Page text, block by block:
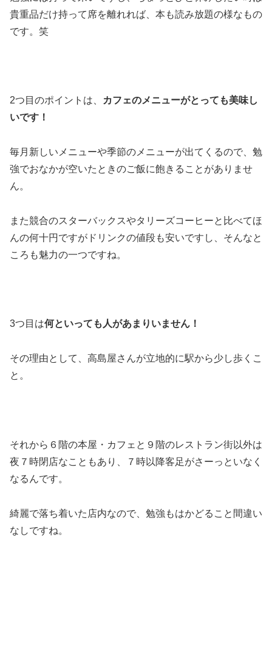
貴重品だけ持って席を離れれば、本も読み放題の様なもの
です。笑
2つ目のポイントは、
カフェのメニューがとっても美味し
いです！
毎月新しいメニューや季節のメニューが出てくるので、勉
強でおなかが空いたときのご飯に飽きることがありませ
ん。
また競合のスターバックスやタリーズコーヒーと比べてほ
んの何十円ですがドリンクの値段も安いですし、そんなと
ころも魅力の一つですね。
3つ目は何といっても人があまりいません！
その理由として、高島屋さんが立地的に駅から少し歩くこ
と。
それから６階の本屋・カフェと９階のレストラン街以外は
夜７時閉店なこともあり、７時以降客足がさーっといなく
なるんです。
綺麗で落ち着いた店内なので、勉強もはかどること間違い
なしですね。